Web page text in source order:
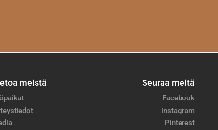
meistä Seuraa meitä
Facebook
Instagram
Pinterest